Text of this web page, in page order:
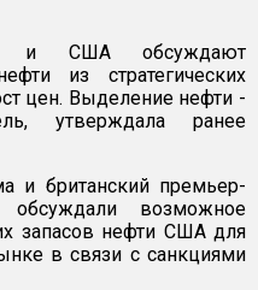
и США обсуждают
из стратегических
цен. Выделение нефти -
утверждала ранее
и британский премьер-
возможное
запасов нефти США для
в связи с санкциями